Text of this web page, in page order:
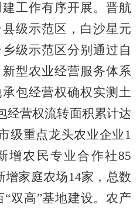
工作有序开展。晋航
级示范区，白沙星元
级示范区分别通过自
型农业经营服务体系
包经营权确权实测土
经营权流转面积累计达
级重点龙头农业企业1
增农民专业合作社85
增家庭农场14家，总数
“双高”基地建设。农产